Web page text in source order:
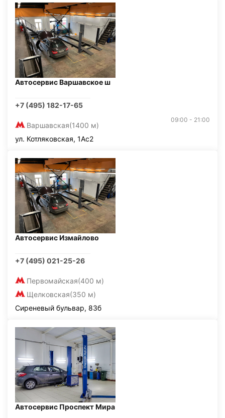
Автосервис Варшавское ш
+7 (495) 182-17-65
Варшавская(1400 м)
09:00 - 21:00
ул. Котляковская, 1Ас2
Автосервис Измайлово
+7 (495) 021-25-26
Первомайская(400 м)
Щелковская(350 м)
Сиреневый бульвар, 83б
Автосервис Проспект Мира